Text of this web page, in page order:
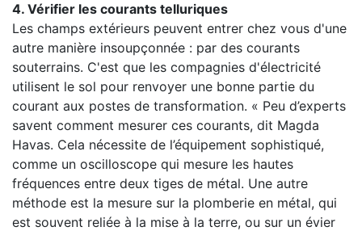
4. Vérifier les courants telluriques
Les champs extérieurs peuvent entrer chez vous d'une
autre manière insoupçonnée : par des courants
souterrains. C'est que les compagnies d'électricité
utilisent le sol pour renvoyer une bonne partie du
courant aux postes de transformation. « Peu d’experts
savent comment mesurer ces courants, dit Magda
Havas. Cela nécessite de l’équipement sophistiqué,
comme un oscilloscope qui mesure les hautes
fréquences entre deux tiges de métal. Une autre
méthode est la mesure sur la plomberie en métal, qui
est souvent reliée à la mise à la terre, ou sur un évier